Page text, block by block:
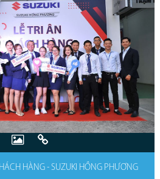
HÀNG - SUZUKI HỒNG PHƯƠNG